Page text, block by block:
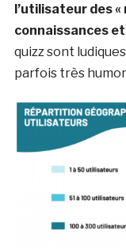
l’utilisateur des
connaissances
quizz sont
parfois très